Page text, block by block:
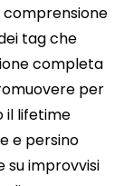
comprensione
tag che
completa
per
il lifetime
e persino
su improvvisi